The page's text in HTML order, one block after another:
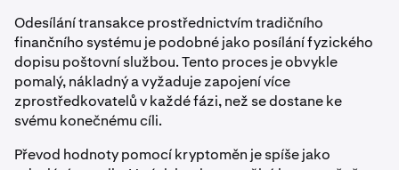
Odesílání transakce prostřednictvím tradičního
finančního systému je podobné jako posílání fyzického
dopisu poštovní službou. Tento proces je obvykle
pomalý, nákladný a vyžaduje zapojení více
zprostředkovatelů v každé fázi, než se dostane ke
svému konečnému cíli.
Převod hodnoty pomocí kryptoměn je spíše jako